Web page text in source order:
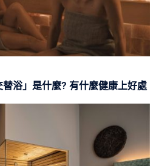
浴」是什麼? 有什麼健康上好處